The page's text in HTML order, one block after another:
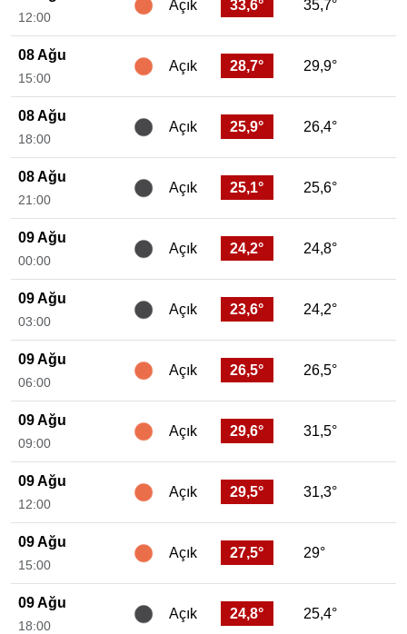
12:00
Açık 33,6° 35,7°
08 Ağu
15:00
Açık 28,7° 29,9°
08 Ağu
18:00
Açık 25,9° 26,4°
08 Ağu
21:00
Açık 25,1° 25,6°
09 Ağu
00:00
Açık 24,2° 24,8°
09 Ağu
03:00
Açık 23,6° 24,2°
09 Ağu
06:00
Açık 26,5° 26,5°
09 Ağu
09:00
Açık 29,6° 31,5°
09 Ağu
12:00
Açık 29,5° 31,3°
09 Ağu
15:00
Açık 27,5° 29°
09 Ağu
18:00
Açık 24,8° 25,4°